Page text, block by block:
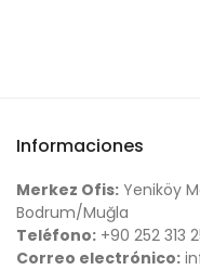
Informaciones
Merkez Ofis: Yeniköy
Bodrum/Muğla
Teléfono: +90 252 313
Correo electrónico: